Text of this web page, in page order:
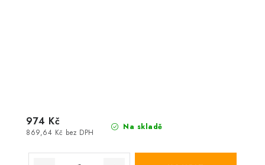
Na skladě
869,64 Kč bez DPH
974 Kč